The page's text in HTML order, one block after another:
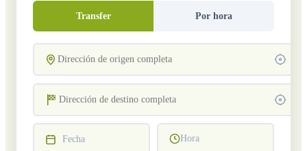
Transfer Por hora
Fecha Hora